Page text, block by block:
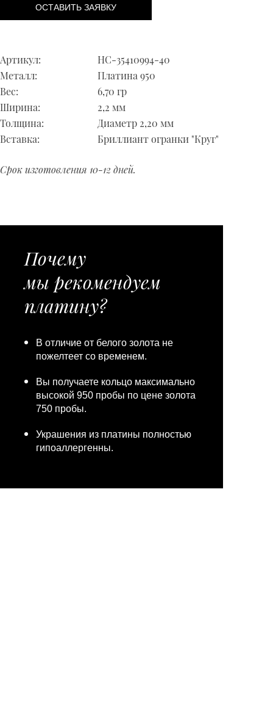
ОСТАВИТЬ ЗАЯВКУ
Артикул:
НС-35410994-40
Металл:
Платина 950
Вес:
6,70 гр
Ширина:
2,2 мм
Толщина:
Диаметр 2,20 мм
Вставка:
Бриллиант огранки "Круг"
Срок изготовления 10-12 дней.
Почему
мы рекомендуем
платину?
В отличие от белого золота не
пожелтеет со временем.
Вы получаете кольцо максимально
высокой 950 пробы по цене золота
750 пробы.
Украшения из платины полностью
гипоаллергенны.